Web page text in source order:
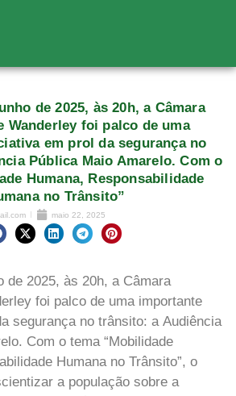
de 2025, às 20h, a Câmara
Wanderley foi palco de uma
em prol da segurança no
Pública Maio Amarelo. Com o
Humana, Responsabilidade
no Trânsito”
maio 22, 2025
de 2025, às 20h, a Câmara
foi palco de uma importante
segurança no trânsito: a Audiência
. Com o tema “Mobilidade
Humana no Trânsito”, o
a população sobre a